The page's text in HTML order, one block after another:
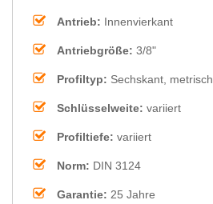
Antrieb: Innenvierkant
Antriebgröße: 3/8"
Profiltyp: Sechskant, metrisch
Schlüsselweite: variiert
Profiltiefe: variiert
Norm: DIN 3124
Garantie: 25 Jahre